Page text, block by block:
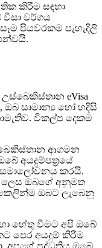
කිරීම සඳහා
වර්ගය
පියවරකම පැහැදිලි
eVisa
සාමාන්‍ය හෝ හදිසි
විකල්ප දෙකම
ආගමන
අයදුම්පත්‍රයේ
කරයි.
ලෙස ඔබගේ අනුමත
කෙලින්ම ඔබට ලැබෙනු
හේතු වීමට අපි ඔබේ
පෙර අයදුම් කිරීම